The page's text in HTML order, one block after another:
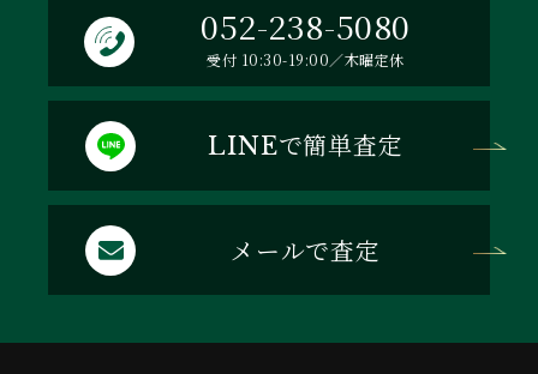
052-238-5080
受付 10:30-19:00／木曜定休
LINEで簡単査定
メールで査定